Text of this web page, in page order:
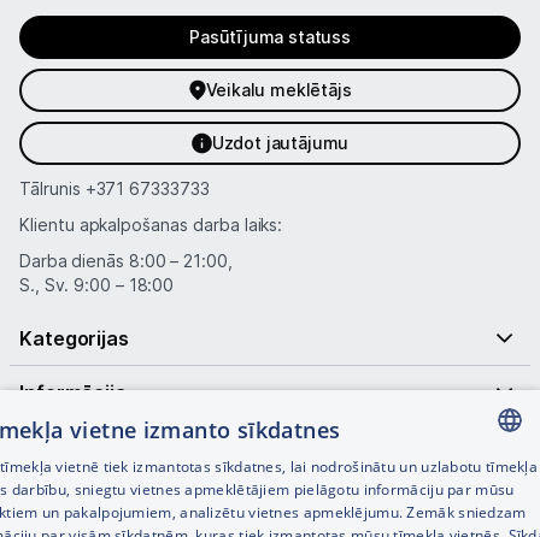
Pasūtījuma statuss
Veikalu meklētājs
Uzdot jautājumu
Tālrunis +371 67333733
Klientu apkalpošanas darba laiks:
Darba dienās 8:00 – 21:00,
S., Sv. 9:00 – 18:00
Kategorijas
Informācija
Noderīgas saites
LATVIAN
RUSSIAN
vietne izmanto sīkdatnes
vietnē tiek izmantotas sīkdatnes, lai nodrošinātu un uzlabotu tīmekļa
darbību, sniegtu vietnes apmeklētājiem pielāgotu informāciju par mūsu
un pakalpojumiem, analizētu vietnes apmeklējumu. Zemāk sniedzam